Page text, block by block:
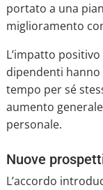
portato a una
miglioramento
L’impatto
dipendenti
tempo per sé
aumento
personale.
Nuove
L’accordo